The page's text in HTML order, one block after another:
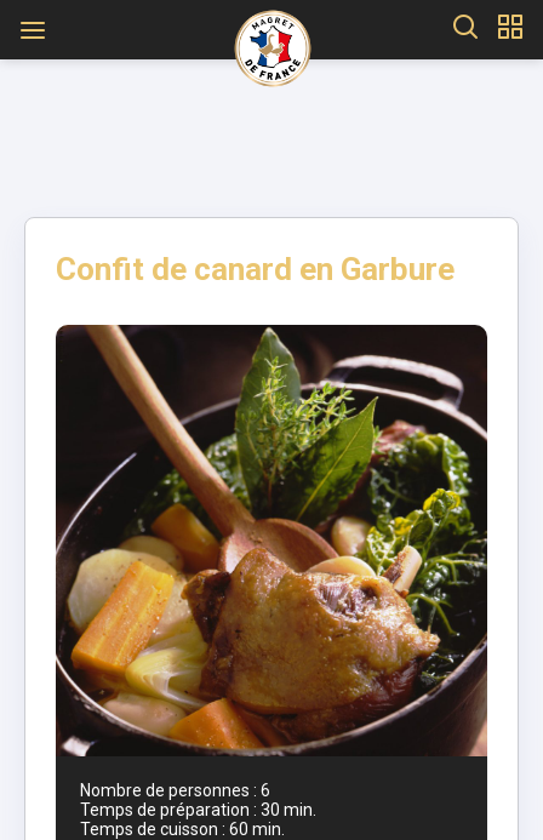
Confit de canard en Garbure
Nombre de personnes : 6
Temps de préparation : 30 min.
Temps de cuisson : 60 min.